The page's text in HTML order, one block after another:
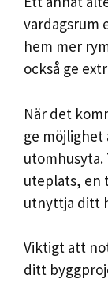
vardagsrum
hem mer
också ge
När det
ge möjlighet
utomhusyta.
uteplats, en
utnyttja ditt
Viktigt att
ditt